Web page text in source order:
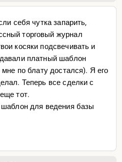
себя чутка запарить,
торговый журнал
косяки подсвечивать и
платный шаблон
по блату достался). Я его
Теперь все сделки с
тот.
шаблон для ведения базы